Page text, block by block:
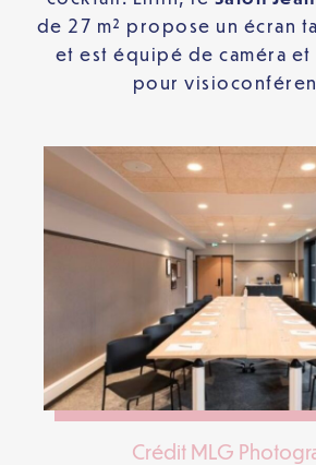
de 27 m² propose un écran
et est équipé de caméra
pour
Crédit MLG